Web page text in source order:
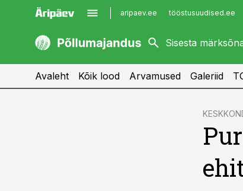
aripaev.ee tööstusuudised.ee
kaubandus.ee
kinnisvarauudised.ee
imelineajalugu.ee
Avaleht Kõik lood Arvamused Galeriid